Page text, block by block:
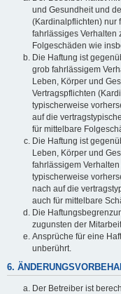
und Gesundheit und
(Kardinalpflichten) nur
fahrlässiges Verhalten
Folgeschäden wie
Die Haftung ist
grob fahrlässigem
Leben, Körper und
Vertragspflichten
typischerweise
auf die
für mittelbare
Die Haftung ist
Leben, Körper und
fahrlässigem
typischerweise
nach auf die
auch für mittelbare
Die
zugunsten der
Ansprüche für eine
unberührt.
6.
Der Betreiber ist